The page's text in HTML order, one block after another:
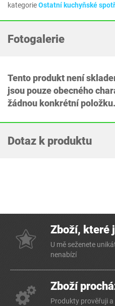
kategorieOstatní kuchyňské
Fotogalerie
Tento produkt není
jsou pouze obecného
žádnou konkrétní položku.
Dotaz k produktu
Zboží, které
U mě seženete
nenabízí
Zboží
Produkty prověřuji